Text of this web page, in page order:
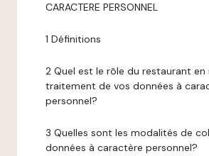
CARACTERE PERSONNEL
1 Définitions
2 Quel est le rôle du restaurant en
traitement de vos données à
personnel?
3 Quelles sont les modalités de
données à caractère personnel?